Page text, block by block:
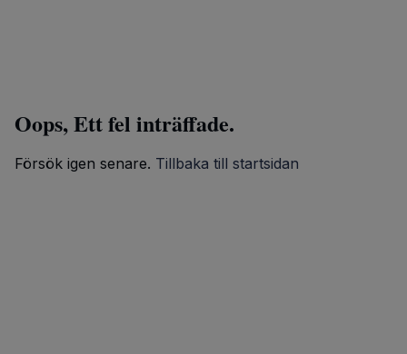
Oops, Ett fel inträffade.
Försök igen senare. Tillbaka till startsidan